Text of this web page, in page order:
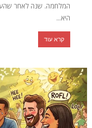
המלחמה. שנה לאחר
היא...
קרא עוד